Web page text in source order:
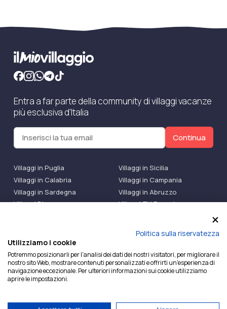
Entra a far parte della community di villaggi vacanze
più esclusiva d'Italia
Continua
Villaggi in Puglia
Villaggi in Sicilia
Villaggi in Calabria
Villaggi in Campania
Villaggi in Sardegna
Villaggi in Abruzzo
Villaggi Bluserena
Villaggi TH Resort
Ilmiovillaggio è un marchio di Ekiwi S.r.l.
Licenza Agenzia Viaggi e Turismo n° 2015/0133251 del
26/02/2015 e coperta da RC per Agenzia di Viaggi n°
OX00081147 REVO Specialty LiabilityXTravel Agencies.
Politica sulla riservatezza
Utilizziamo i cookie
Potremmo posizionarli per l'analisi dei dati dei nostri visitatori, per migliorare il
nostro sito Web, mostrare contenuti personalizzati e offrirti un'esperienza di
navigazione eccezionale. Per ulteriori informazioni sui cookie utilizziamo
aprire le impostazioni.